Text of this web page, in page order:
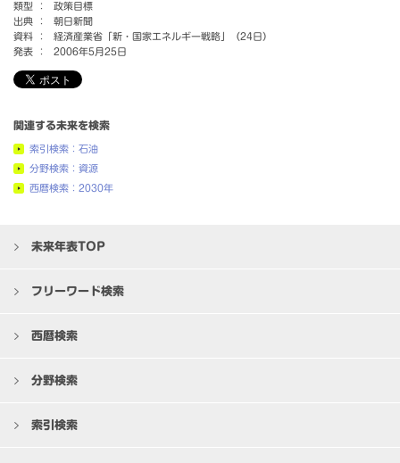
類型 ：
政策目標
出典 ：
朝日新聞
資料 ：
経済産業省「新・国家エネルギー戦略」（24日）
発表 ：
2006年5月25日
関連する未来を検索
索引検索：石油
分野検索：資源
西暦検索：2030年
未来年表TOP
フリーワード検索
西暦検索
分野検索
索引検索